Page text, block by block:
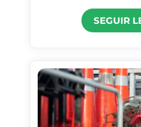
SEGUIR